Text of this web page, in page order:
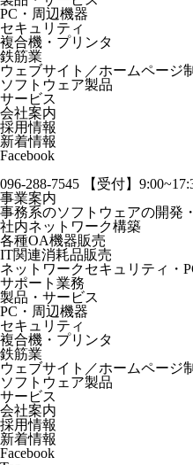
PC・周辺機器
セキュリティ
複合機・プリンタ
鉄筋業
ウェブサイト／ホームページ
ソフトウェア製品
サービス
会社案内
採用情報
新着情報
Facebook
096-288-7545
【受付】
事業案内
事務系のソフトウェアの開発
社内ネットワーク構築
各種OA機器販売
IT関連消耗品販売
ネットワークセキュリティ・
サポート業務
製品・サービス
PC・周辺機器
セキュリティ
複合機・プリンタ
鉄筋業
ウェブサイト／ホームページ
ソフトウェア製品
サービス
会社案内
採用情報
新着情報
Facebook